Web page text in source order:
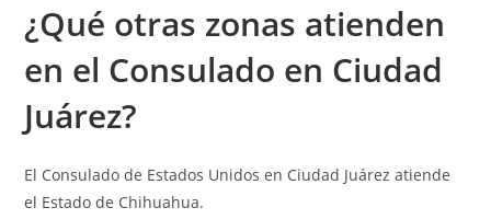
¿Qué otras zonas atienden
en el Consulado en Ciudad
Juárez?
El Consulado de Estados Unidos en Ciudad Juárez atiende
el Estado de Chihuahua.